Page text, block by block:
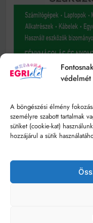
védelmét
A böngészési élmény
személyre szabott tartalmak
sütiket (cookie-kat)
hozzájárul a sütik